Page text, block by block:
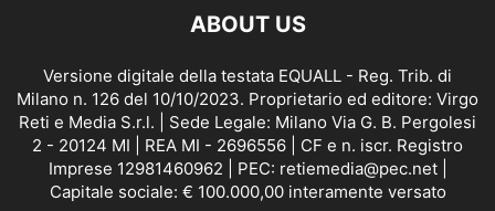
ABOUT US
Versione digitale della testata EQUALL - Reg. Trib. di
Milano n. 126 del 10/10/2023. Proprietario ed editore: Virgo
Reti e Media S.r.l. | Sede Legale: Milano Via G. B. Pergolesi
2 - 20124 MI | REA MI - 2696556 | CF e n. iscr. Registro
Imprese 12981460962 | PEC: retiemedia@pec.net |
Capitale sociale: € 100.000,00 interamente versato